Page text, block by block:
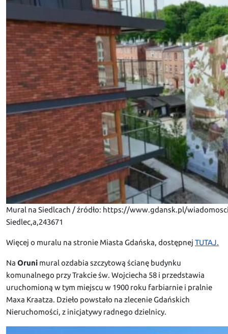
Mural na Siedlcach / źródło: https://www.gdansk.pl/
Siedlec,a,243671
Więcej o muralu na stronie Miasta Gdańska, dostępnej TUTAJ.
Na Oruni mural ozdabia szczytową ścianę budynku
komunalnego przy Trakcie św. Wojciecha 58 i przedstawia
uruchomioną w tym miejscu w 1900 roku farbiarnie i pralnie
Maxa Kraatza. Dzieło powstało na zlecenie Gdańskich
Nieruchomości, z inicjatywy radnego dzielnicy.